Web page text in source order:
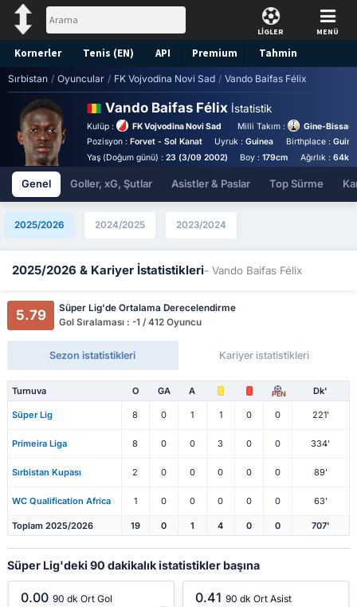
LİGLER MENÜ
Kornerler Tenis (EN) API Premium Tahmin
Sırbistan / Oyuncular / FK Vojvodina Novi Sad / Vando Baifas Félix
Vando Baifas Félix İstatistik
Kulüp : FK Vojvodina Novi Sad Milli Takım :
Gine-Bissau
Pozisyon : Forvet - Sol Kanat Uyruk :Guinea Birthplace :
Yaş (Doğum günü) : 23 (3/09 2002) Boy :179cm Ağırlık : 64kg
Genel Goller, xG, Şutlar Asistler & Paslar Top Sürme
2025/2026 2024/2025 2023/2024
2025/2026 & Kariyer İstatistikleri- Vando Baifas Félix
5.79
Süper Lig'de Ortalama Derecelendirme
Gol Sıralaması : -1 / 412 Oyuncu
Sezon istatistikleri Kariyer istatistikleri
Turnuva O GA A PEN Dk'
Süper Lig 8 0 1 1 0 0 221'
Primeira Liga 8 0 0 3 0 0 334'
Sırbistan Kupası 2 0 0 0 0 0 89'
WC Qualification Africa 1 0 0 0 0 0 63'
Toplam 2025/2026 19 0 1 4 0 0 707'
Süper Lig'deki 90 dakikalık istatistikler başına
0.00 90 dk Ort Gol 0.41 90 dk Ort Asist